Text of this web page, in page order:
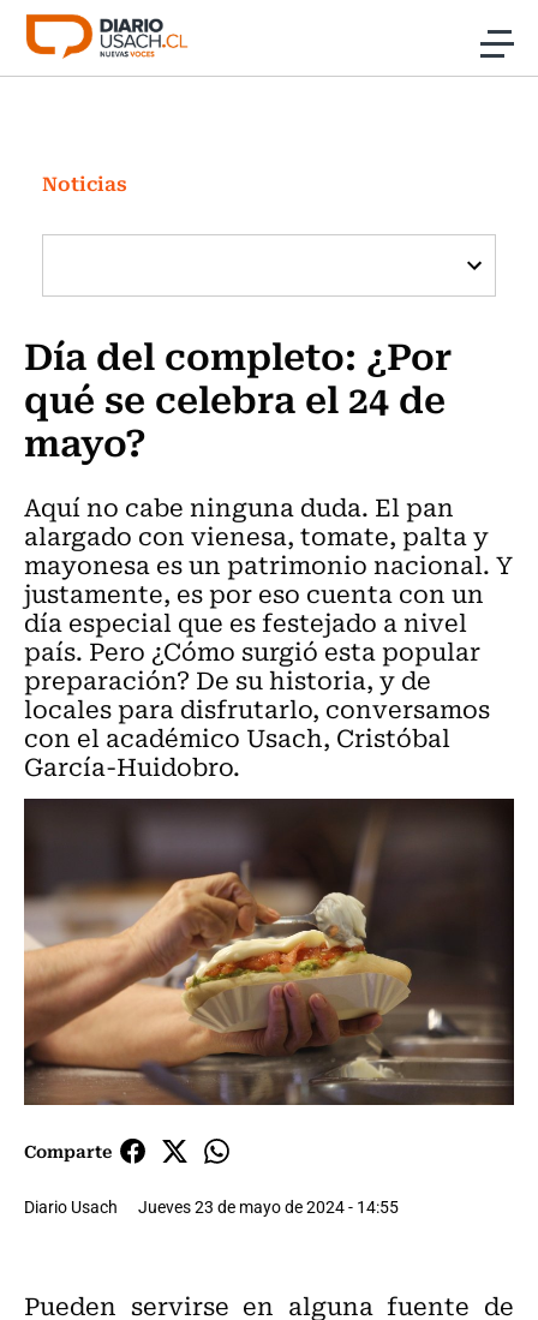
Click acá para ir directamente al contenido
Investigación
Cultura
Programas Radio y TV Usach
Noticias
Día del completo: ¿Por
qué se celebra el 24 de
mayo?
Aquí no cabe ninguna duda. El pan
alargado con vienesa, tomate, palta y
mayonesa es un patrimonio nacional. Y
justamente, es por eso cuenta con un
día especial que es festejado a nivel
país. Pero ¿Cómo surgió esta popular
preparación? De su historia, y de
locales para disfrutarlo, conversamos
con el académico Usach, Cristóbal
García-Huidobro.
Comparte
Diario Usach Jueves 23 de mayo de 2024 - 14:55
Pueden servirse en alguna fuente de